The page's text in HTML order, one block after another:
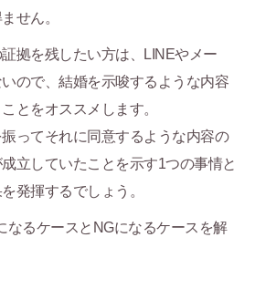
せん。
拠を残したい方は、LINEやメー
ので、結婚を示唆するような内容
とをオススメします。
ってそれに同意するような内容の
立していたことを示す1つの事情と
発揮するでしょう。
なるケースとNGになるケースを解